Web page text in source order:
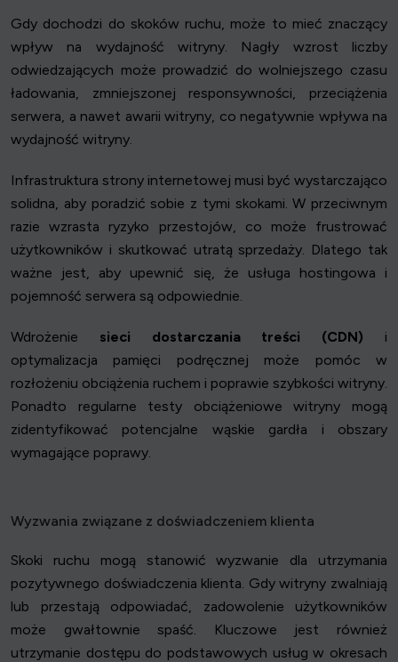
Gdy dochodzi do skoków ruchu, może to mieć znaczący
wpływ na wydajność witryny. Nagły wzrost liczby
odwiedzających może prowadzić do wolniejszego czasu
ładowania, zmniejszonej responsywności, przeciążenia
serwera, a nawet awarii witryny, co negatywnie wpływa na
wydajność witryny.
Infrastruktura strony internetowej musi być wystarczająco
solidna, aby poradzić sobie z tymi skokami. W przeciwnym
razie wzrasta ryzyko przestojów, co może frustrować
użytkowników i skutkować utratą sprzedaży. Dlatego tak
ważne jest, aby upewnić się, że usługa hostingowa i
pojemność serwera są odpowiednie.
Wdrożenie sieci dostarczania treści (CDN) i
optymalizacja pamięci podręcznej może pomóc w
rozłożeniu obciążenia ruchem i poprawie szybkości witryny.
Ponadto regularne testy obciążeniowe witryny mogą
zidentyfikować potencjalne wąskie gardła i obszary
wymagające poprawy.
Wyzwania związane z doświadczeniem klienta
Skoki ruchu mogą stanowić wyzwanie dla utrzymania
pozytywnego doświadczenia klienta. Gdy witryny zwalniają
lub przestają odpowiadać, zadowolenie użytkowników
może gwałtownie spaść. Kluczowe jest również
utrzymanie dostępu do podstawowych usług w okresach